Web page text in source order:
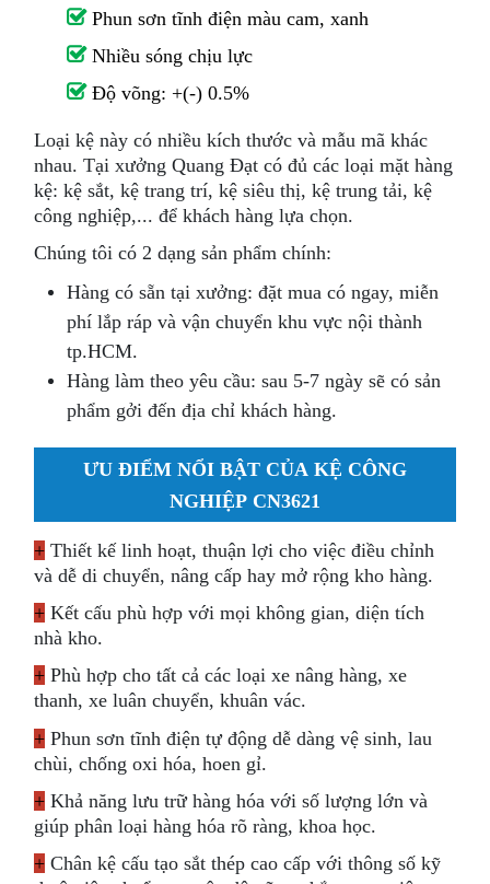
Phun sơn tĩnh điện màu cam, xanh
Nhiều sóng chịu lực
Độ võng: +(-) 0.5%
Loại kệ này có nhiều kích thước và mẫu mã khác
nhau. Tại xưởng Quang Đạt có đủ các loại mặt hàng
kệ: kệ sắt, kệ trang trí, kệ siêu thị, kệ trung tải, kệ
công nghiệp,... để khách hàng lựa chọn.
Chúng tôi có 2 dạng sản phẩm chính:
Hàng có sẵn tại xưởng: đặt mua có ngay, miễn
phí lắp ráp và vận chuyển khu vực nội thành
tp.HCM.
Hàng làm theo yêu cầu: sau 5-7 ngày sẽ có sản
phẩm gởi đến địa chỉ khách hàng.
ƯU ĐIỂM NỔI BẬT CỦA KỆ CÔNG
NGHIỆP CN3621
+ Thiết kế linh hoạt, thuận lợi cho việc điều chỉnh
và dễ di chuyển, nâng cấp hay mở rộng kho hàng.
+ Kết cấu phù hợp với mọi không gian, diện tích
nhà kho.
+ Phù hợp cho tất cả các loại xe nâng hàng, xe
thanh, xe luân chuyển, khuân vác.
+ Phun sơn tĩnh điện tự động dễ dàng vệ sinh, lau
chùi, chống oxi hóa, hoen gỉ.
+ Khả năng lưu trữ hàng hóa với số lượng lớn và
giúp phân loại hàng hóa rõ ràng, khoa học.
+ Chân kệ cấu tạo sắt thép cao cấp với thông số kỹ